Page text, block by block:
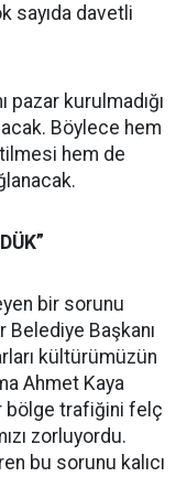
sayıda davetli
pazar kurulmadığı
Böylece hem
hem de
bir sorunu
Başkanı
kültürümüzün
Ahmet Kaya
bölge trafiğini felç
zorluyordu.
bu sorunu kalıcı